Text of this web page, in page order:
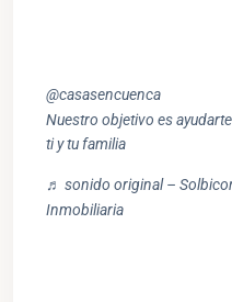
@casasencuenca
Nuestro objetivo es
ti y tu familia
♬ sonido original –
Inmobiliaria